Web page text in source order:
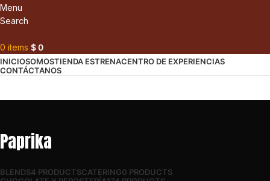
Menu
Search
0 items $0
INICIOSOMOSTIENDA ESTRENACENTRO DE EXPERIENCIAS
CONTÁCTANOS
Paprika
BLENDS4 PRODUCTSCATERING0 PRODUCTS